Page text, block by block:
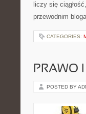
liczy się
przewodnim
CATEGORIES:
PRAWO
POSTED BY